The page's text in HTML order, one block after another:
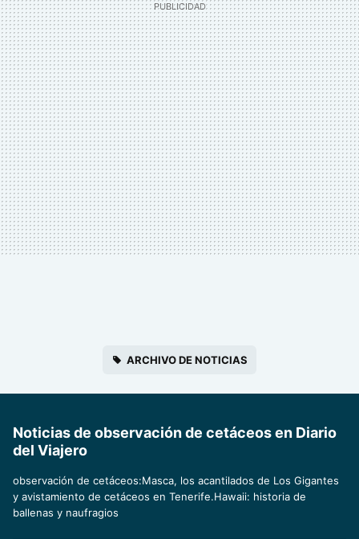
ARCHIVO DE NOTICIAS
Noticias de observación de cetáceos en Diario
del Viajero
observación de cetáceos:Masca, los acantilados de Los Gigantes
y avistamiento de cetáceos en Tenerife.Hawaii: historia de
ballenas y naufragios